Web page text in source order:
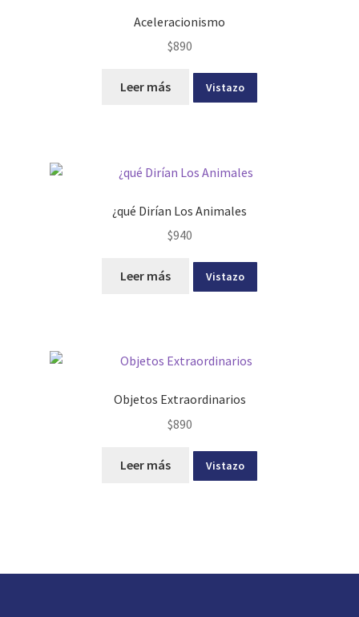
Aceleracionismo
$890
Leer más Vistazo
¿qué Dirían Los Animales
$940
Leer más Vistazo
Objetos Extraordinarios
$890
Leer más Vistazo